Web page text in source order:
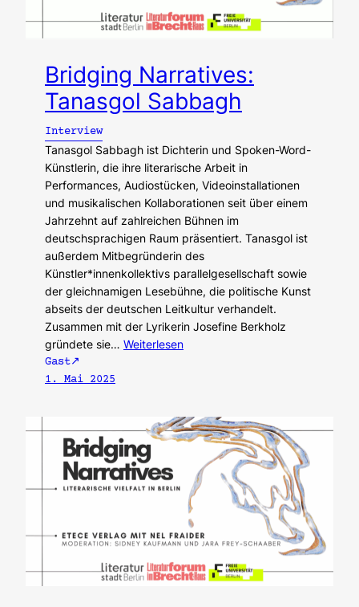
Bridging Narratives:
Tanasgol Sabbagh
Interview
Tanasgol Sabbagh ist Dichterin und Spoken-Word-
Künstlerin, die ihre literarische Arbeit in
Performances, Audiostücken, Videoinstallationen
und musikalischen Kollaborationen seit über einem
Jahrzehnt auf zahlreichen Bühnen im
deutschsprachigen Raum präsentiert. Tanasgol ist
außerdem Mitbegründerin des
Künstler*innenkollektivs parallelgesellschaft sowie
der gleichnamigen Lesebühne, die politische Kunst
abseits der deutschen Leitkultur verhandelt.
Zusammen mit der Lyrikerin Josefine Berkholz
gründete sie… Weiterlesen
Gast
1. Mai 2025